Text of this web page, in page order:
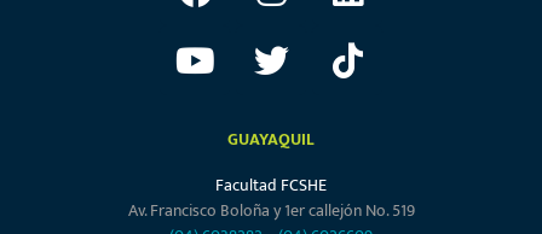
GUAYAQUIL
Facultad FCSHE
Av. Francisco Boloña y 1er callejón No. 519